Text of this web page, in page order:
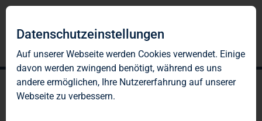
Datenschutzeinstellungen
Auf unserer Webseite werden Cookies verwendet. Einige
davon werden zwingend benötigt, während es uns
andere ermöglichen, Ihre Nutzererfahrung auf unserer
Webseite zu verbessern.